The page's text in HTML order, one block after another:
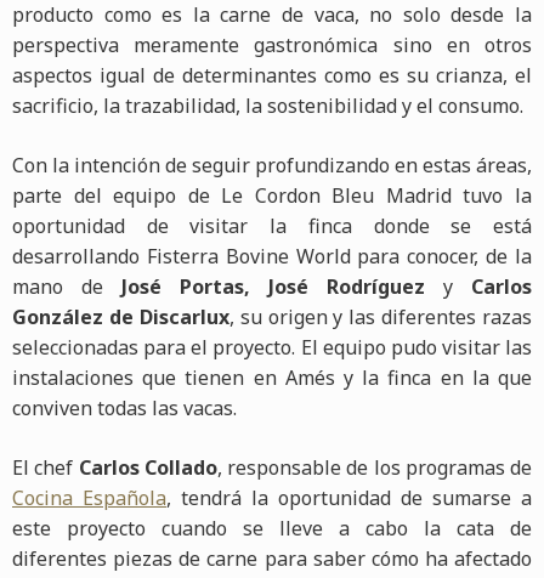
producto como es la carne de vaca, no solo desde la
perspectiva meramente gastronómica sino en otros
aspectos igual de determinantes como es su crianza, el
sacrificio, la trazabilidad, la sostenibilidad y el consumo.
Con la intención de seguir profundizando en estas áreas,
parte del equipo de Le Cordon Bleu Madrid tuvo la
oportunidad de visitar la finca donde se está
desarrollando Fisterra Bovine World para conocer, de la
mano de José Portas, José Rodríguez y Carlos
González de Discarlux, su origen y las diferentes razas
seleccionadas para el proyecto. El equipo pudo visitar las
instalaciones que tienen en Amés y la finca en la que
conviven todas las vacas.
El chef Carlos Collado, responsable de los programas de
Cocina Española, tendrá la oportunidad de sumarse a
este proyecto cuando se lleve a cabo la cata de
diferentes piezas de carne para saber cómo ha afectado